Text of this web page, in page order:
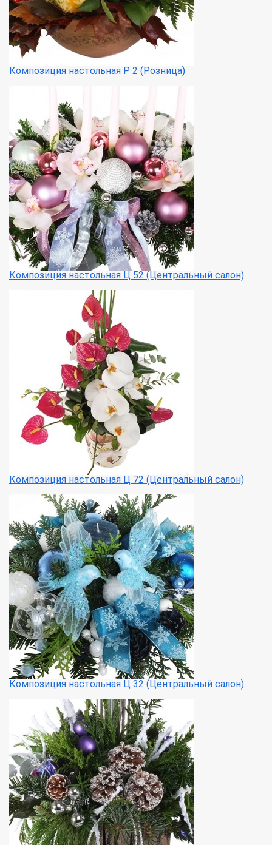
Композиция настольная Р 2 (Розница)
Композиция настольная Ц 52 (Центральный салон)
Композиция настольная Ц 72 (Центральный салон)
Композиция настольная Ц 32 (Центральный салон)